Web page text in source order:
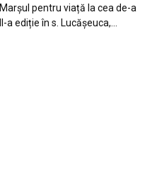
Marșul pentru viață la cea de-a
II-a ediție în s. Lucășeuca,...